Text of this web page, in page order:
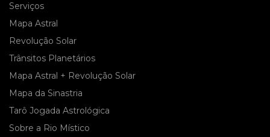
Serviços
Mapa Astral
Revolução Solar
Trânsitos Planetários
Mapa Astral + Revolução Solar
Mapa da Sinastria
Tarô Jogada Astrológica
Sobre a Rio Místico